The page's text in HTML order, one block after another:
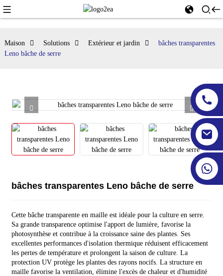
Maison Solutions Extérieur et jardin
bâches transparentes
Leno bâche de serre
bâches transparentes Leno bâche de serre
Cette bâche transparente en maille est idéale pour la culture en serre.
Sa grande transparence optimise l'apport de lumière, favorise la
photosynthèse et contribue à la croissance saine des plantes. Ses
excellentes performances d'isolation thermique réduisent efficacement
les pertes de température et prolongent la saison de culture. La
protection UV protège les plantes des rayons nocifs. La structure en
maille favorise la ventilation, élimine l'excès de chaleur et d'humidité